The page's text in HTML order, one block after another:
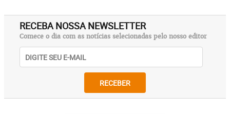
RECEBA NOSSA NEWSLETTER
Comece o dia com as notícias selecionadas pelo nosso editor
RECEBER